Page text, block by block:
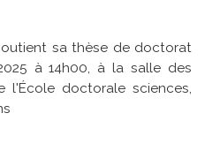
sa thèse de doctorat
à 14h00, à la salle des
l'École doctorale sciences,